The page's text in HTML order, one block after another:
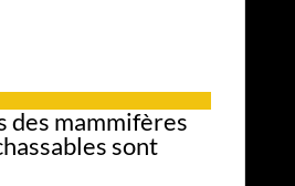
des mammifères
sont